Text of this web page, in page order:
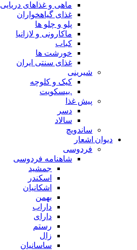
ماهی و غذاهای دریایی
غذای گیاهخواران
پلو و چلو ها
ماکارونی و لازانیا
کباب
خورشت ها
غذای سنتی ایران
شیرینی
کیک و کلوچه
.بیسکویت
پیش غذا
دسر
سالاد
ساندویچ
دیوان اشعار
فردوسی
شاهنامه فردوسی
جمشید
اسکندر
اشکانیان
بهمن
داراب
دارای
رستم
زال
ساسانیان